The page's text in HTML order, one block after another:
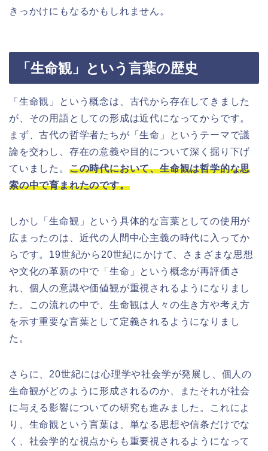
きっかけにもなるかもしれません。
「生命観」という言葉の歴史
「生命観」という概念は、古代から存在してきました
が、その用語としての形成は近代になってからです。
まず、古代の哲学者たちが「生命」というテーマで議
論を交わし、存在の意義や目的について深く掘り下げ
ていました。 この時代において、生命観は哲学的な思
索の中で育まれたのです。
しかし「生命観」という具体的な言葉としての使用が
広まったのは、近代の人間中心主義の時代に入ってか
らです。19世紀から20世紀にかけて、さまざまな思想
や文化の革新の中で「生命」という概念が再評価さ
れ、個人の意識や価値観が重視されるようになりまし
た。この流れの中で、生命観は人々の生き方や考え方
を示す重要な言葉として定義されるようになりまし
た。
さらに、20世紀には心理学や社会学が発展し、個人の
生命観がどのように形成されるのか、またそれが社会
に与える影響についての研究も進みました。これによ
り、生命観という言葉は、単なる思想や信条だけでな
く、社会学的な視点からも重要視されるようになって